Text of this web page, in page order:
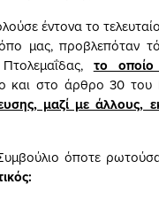
έντονα το
μας, προβλεπόταν
το
και στο άρθρο 30 του
μαζί με άλλους,
όποτε